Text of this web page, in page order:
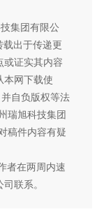
集团有限公
出于传递更
或证实其内容
本网下载使
自负版权等法
瑞旭科技集团
稿件内容有疑
者在两周内速
联系。